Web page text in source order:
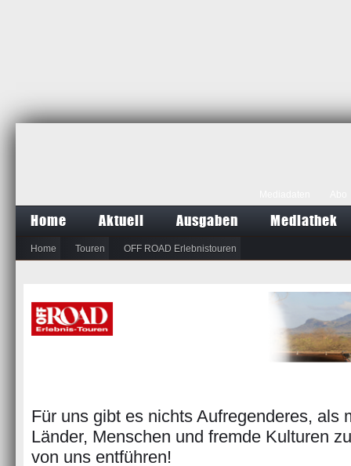
Home Aktuell Ausgaben Mediathek
Home Touren OFF ROAD Erlebnistouren
Für uns gibt es nichts Aufregenderes, als
Länder, Menschen und fremde Kulturen
von uns entführen!